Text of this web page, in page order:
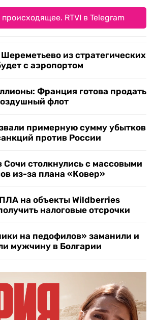
RTVI в Telegram
из стратегических
с аэропортом
Франция готова продать
флот
примерную сумму убытков
против России
столкнулись с массовыми
из-за плана «Ковер»
на объекты Wildberries
налоговые отсрочки
на педофилов» заманили и
мужчину в Болгарии